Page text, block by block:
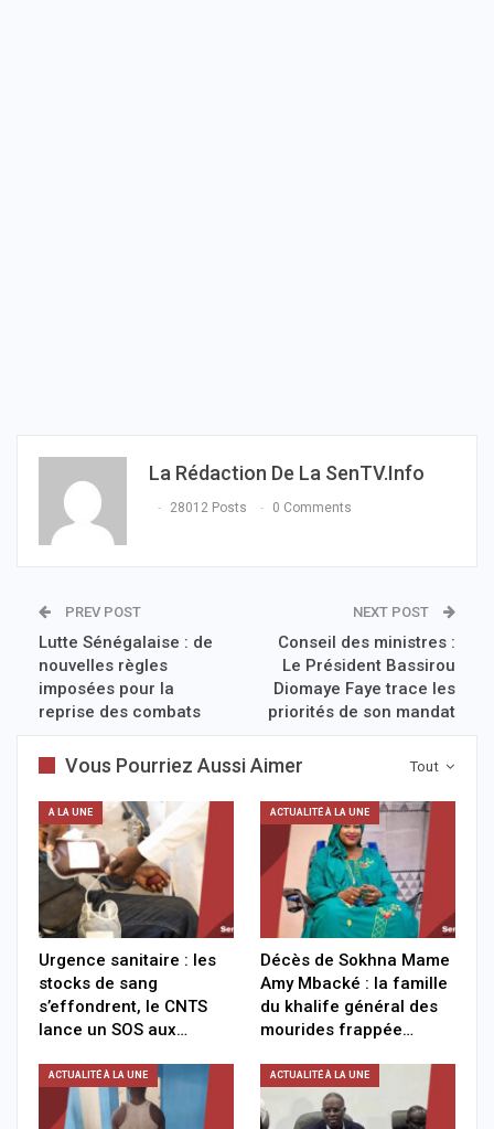
La Rédaction De La SenTV.info
28012 Posts 0 Comments
PREV POST
Lutte Sénégalaise : de
nouvelles règles
imposées pour la
reprise des combats
NEXT POST
Conseil des ministres :
Le Président Bassirou
Diomaye Faye trace les
priorités de son mandat
Tout
Vous Pourriez Aussi Aimer
A LA UNE
Urgence sanitaire : les
stocks de sang
s’effondrent, le CNTS
lance un SOS aux…
ACTUALITÉ À LA UNE
Décès de Sokhna Mame
Amy Mbacké : la famille
du khalife général des
mourides frappée…
ACTUALITÉ À LA UNE ACTUALITÉ À LA UNE